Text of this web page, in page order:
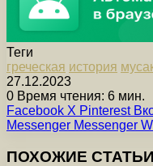
Теги
греческая история
27.12.2023
0 Время чтения: 6 мин.
Facebook X Pinterest
Messenger Messenger
ПОХОЖИЕ СТАТЬИ